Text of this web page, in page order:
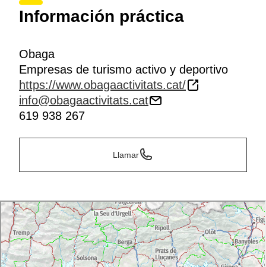
Información práctica
Obaga
Empresas de turismo activo y deportivo
https://www.obagaactivitats.cat/
info@obagaactivitats.cat
619 938 267
Llamar